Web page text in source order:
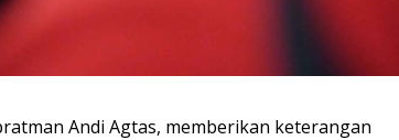
Andi Agtas, memberikan keterangan